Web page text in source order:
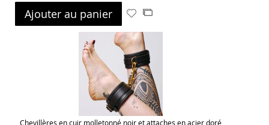
Ajouter au panier
Ajouter
ma
liste
d’envie
Ajouter
Chevillères en cuir molletonné noir et attaches en acier doré